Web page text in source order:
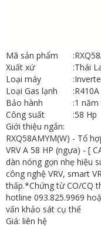
Mã sản phẩm :
Xuất xứ
:Thái
Loại máy
:
Loại Gas lạnh
:R410A
Bảo hành
:1
Công suất
:58 Hp
Giới thiệu ngắn:
RXQ58AMYM(W) - Tổ
VRV A 58 HP (ngựa) - [
dàn nóng gọn nhẹ hiệu
công nghệ VRV, smart
thấp.*Chứng từ CO/CQ
hotline 093.825.9969
vấn khảo sát cụ thể
Giá: liên hệ